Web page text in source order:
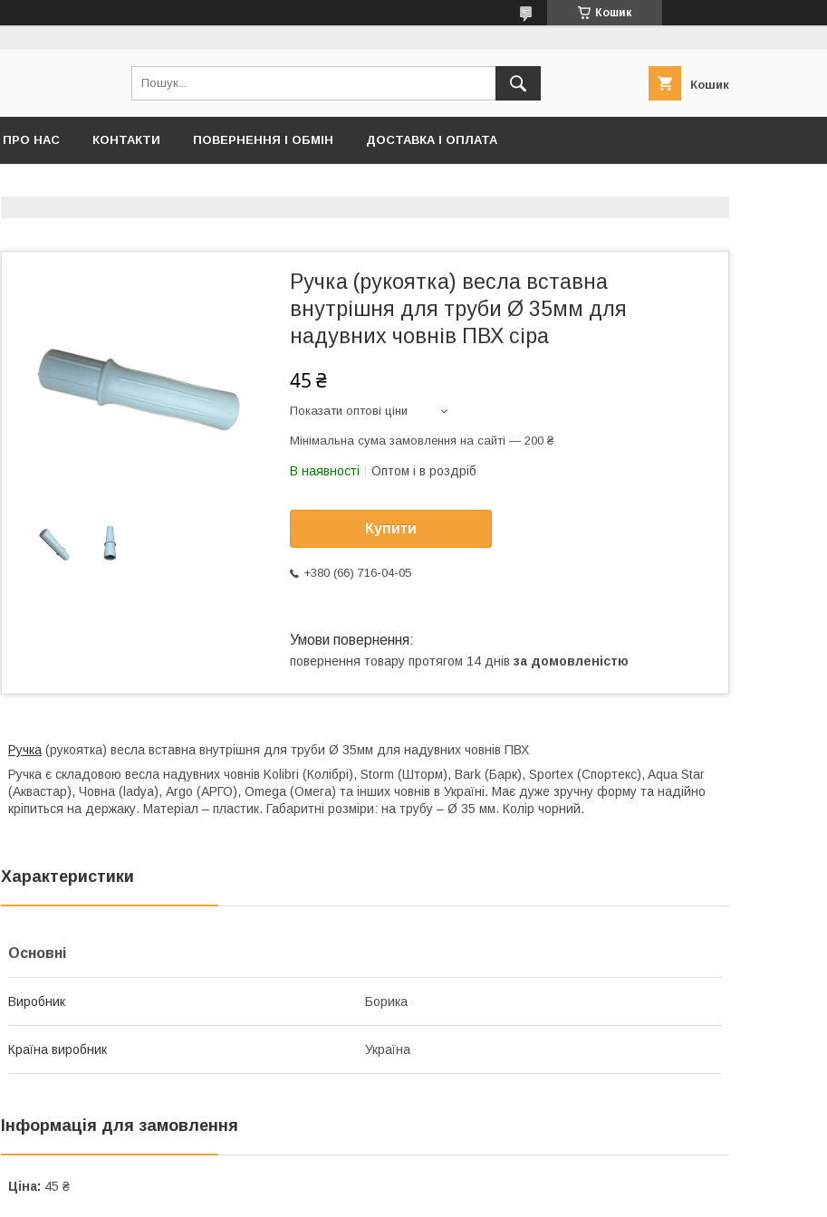
Кошик
Кошик
ПРО НАС КОНТАКТИ ПОВЕРНЕННЯ І ОБМІН ДОСТАВКА І ОПЛАТА
Ручка (рукоятка) весла вставна
внутрішня для труби Ø 35мм для
надувних човнів ПВХ сіра
45 ₴
Показати оптові ціни
Мінімальна сума замовлення на сайті — 200 ₴
В наявності Оптом і в роздріб
Купити
+380 (66) 716-04-05
повернення товару протягом 14 днів за домовленістю
Ручка (рукоятка) весла вставна внутрішня для труби Ø 35мм для надувних човнів ПВХ
Ручка є складовою весла надувних човнів Kolibri (Колібрі), Storm (Шторм), Bark (Барк), Sportex (Спортекс), Aqua Star
(Аквастар), Човна (ladya), Argo (АРГО), Omega (Омега) та інших човнів в Україні. Має дуже зручну форму та надійно
кріпиться на держаку. Матеріал – пластик. Габаритні розміри: на трубу – Ø 35 мм. Колір чорний.
Характеристики
Основні
Виробник Борика
Країна виробник Україна
Інформація для замовлення
Ціна: 45 ₴